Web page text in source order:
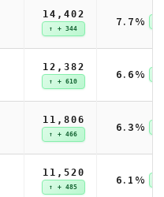
14,402
↑ + 344 7.7%
12,382
↑ + 610 6.6%
11,806
↑ + 466 6.3%
11,520
↑ + 485 6.1%